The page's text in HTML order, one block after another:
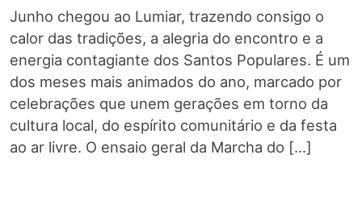
Junho chegou ao Lumiar, trazendo consigo o
calor das tradições, a alegria do encontro e a
energia contagiante dos Santos Populares. É um
dos meses mais animados do ano, marcado por
celebrações que unem gerações em torno da
cultura local, do espírito comunitário e da festa
ao ar livre. O ensaio geral da Marcha do […]